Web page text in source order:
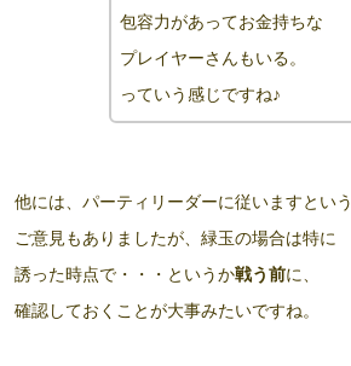
包容力があってお金持ちな
プレイヤーさんもいる。
っていう感じですね♪
他には、パーティリーダーに従いますという
ご意見もありましたが、緑玉の場合は特に
誘った時点で・・・というか戦う前に、
確認しておくことが大事みたいですね。